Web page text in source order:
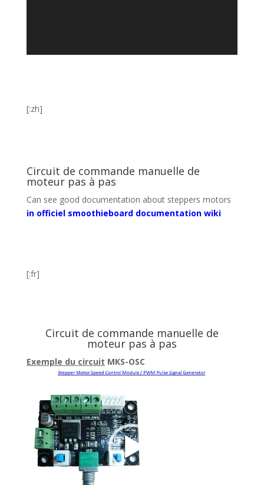
[:zh]
Circuit de commande manuelle de
moteur pas à pas
Can see good documentation about steppers motors
in officiel smoothieboard documentation wiki
[:fr]
Circuit de commande manuelle de
moteur pas à pas
Exemple du circuit MKS-OSC